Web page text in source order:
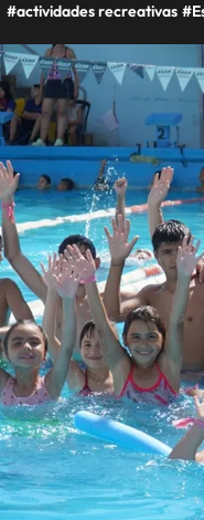
#actividades recreativas #